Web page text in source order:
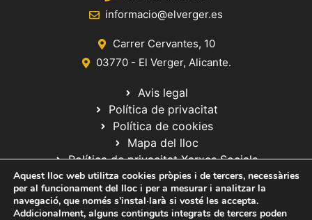
informacio@elverger.es
Carrer Cervantes, 10
03770 - El Verger, Alicante.
Avis legal
Política de privacitat
Política de cookies
Mapa del lloc
Política de privacitat Xarxes Socials
Aquest lloc web utilitza cookies pròpies i de tercers, necessàries
per al funcionament del lloc i per a mesurar i analitzar la
navegació, que només s'instal·larà si vosté les accepta.
Addicionalment, alguns continguts integrats de tercers poden